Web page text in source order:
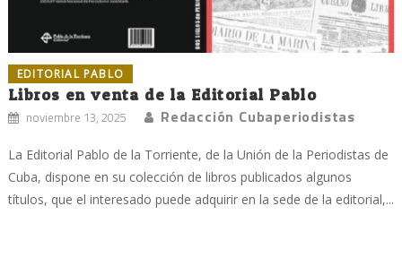
EDITORIAL PABLO
Libros en venta de la Editorial Pablo
noviembre 13, 2025 Redacción Cubaperiodistas
La Editorial Pablo de la Torriente, de la Unión de la Periodistas de
Cuba, dispone en su colección de libros publicados algunos
títulos, que el interesado puede adquirir en la sede de la editorial,...